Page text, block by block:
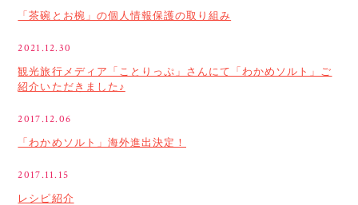
「茶碗とお椀」の個人情報保護の取り組み
2021.12.30
観光旅行メディア「ことりっぷ」さんにて「わかめソルト」ご
紹介いただきました♪
2017.12.06
「わかめソルト」海外進出決定！
2017.11.15
レシピ紹介